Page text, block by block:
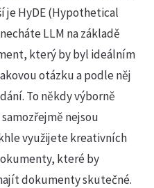
je HyDE (Hypothetical
LLM na základě
který by byl ideálním
otázku a podle něj
To někdy výborně
nejsou
využijete kreativních
které by
dokumenty skutečné.